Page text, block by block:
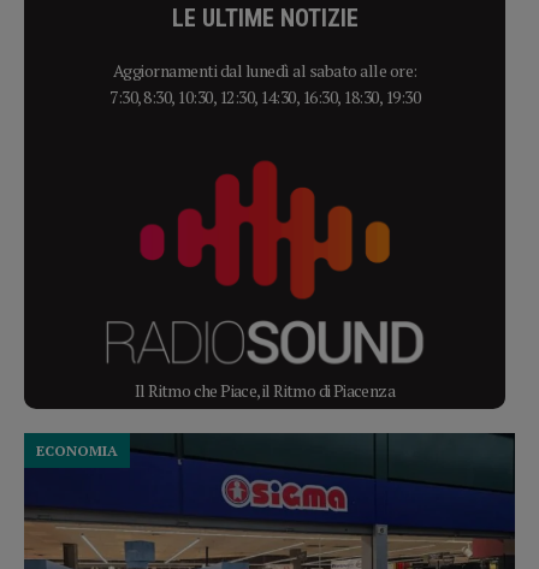
LE ULTIME NOTIZIE
Aggiornamenti dal lunedì al sabato alle ore:
7:30, 8:30, 10:30, 12:30, 14:30, 16:30, 18:30, 19:30
Il Ritmo che Piace, il Ritmo di Piacenza
ECONOMIA